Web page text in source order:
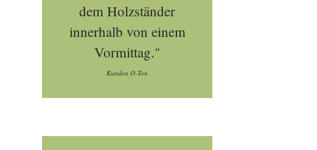
dem Holzständer
innerhalb von einem
Vormittag."
Kunden O-Ton